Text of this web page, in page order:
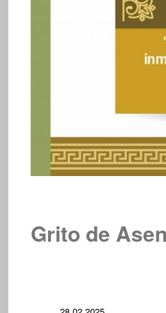
Grito de